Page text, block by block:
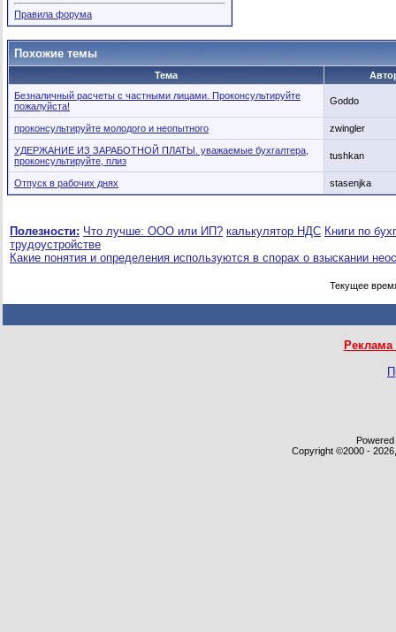
Правила форума
Похожие темы
Тема
Безналичный расчеты с частными лицами. Проконсультируйте
пожалуйста!
Goddo
проконсультируйте молодого и неопытного zwingler
УДЕРЖАНИЕ ИЗ ЗАРАБОТНОЙ ПЛАТЫ. уважаемые бухгалтера,
проконсультируйте, плиз
tushkan
Отпуск в рабочих днях stasenjka
Полезности: Что лучше: ООО или ИП? калькулятор НДС Книги по
трудоустройстве
Какие понятия и определения используются в спорах о взыскании
Текущее
Copyright ©2000 -